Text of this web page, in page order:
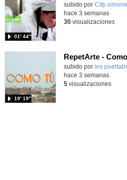
Contenido educativo.
subido por Cifp
01′ 44″
hace 3 semanas
30visualizaciones
RepetArte -
subido por ies
19′ 19″
hace 3 semanas
5visualizaciones